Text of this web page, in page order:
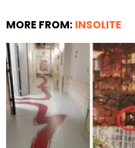
MORE FROM: INSOLITE